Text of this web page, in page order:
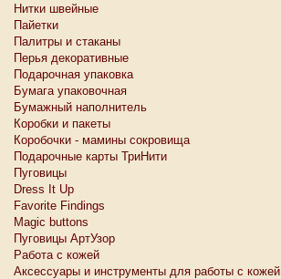
Нитки швейные
Пайетки
Палитры и стаканы
Перья декоративные
Подарочная упаковка
Бумага упаковочная
Бумажный наполнитель
Коробки и пакеты
Коробочки - мамины сокровища
Подарочные карты ТриНити
Пуговицы
Dress It Up
Favorite Findings
Magic buttons
Пуговицы АртУзор
Работа с кожей
Аксессуары и инструменты для работы с кожей